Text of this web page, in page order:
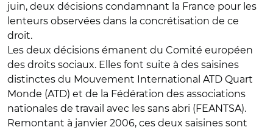
juin, deux décisions condamnant la France pour les
lenteurs observées dans la concrétisation de ce
droit.
Les deux décisions émanent du Comité européen
des droits sociaux. Elles font suite à des saisines
distinctes du Mouvement International ATD Quart
Monde (ATD) et de la Fédération des associations
nationales de travail avec les sans abri (FEANTSA).
Remontant à janvier 2006, ces deux saisines sont